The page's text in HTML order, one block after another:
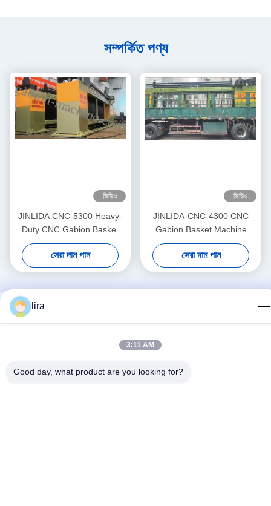
সম্পর্কিত পণ্য
ভিডিও
JINLIDA CNC-5300 Heavy-
Duty CNC Gabion Basket
Welding Machine 5300mm
Width Double Twist Mesh
Production Equipment
সেরা দাম পান
ভিডিও
JINLIDA-CNC-4300 CNC
Gabion Basket Machine
4300mm Working Width
Servo-Driven Double Twist
Mesh Equipment
সেরা দাম পান
lira
3:11 AM
Good day, what product are you looking for?